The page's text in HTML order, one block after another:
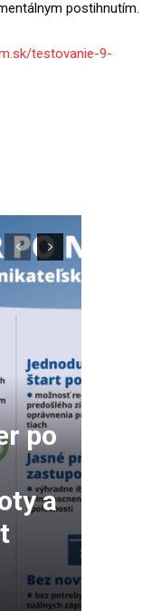
postihnutím.
testovanie-9-
po
a